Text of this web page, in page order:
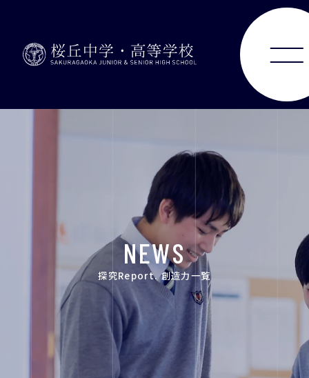
SCHOOL LIFE
ACHIEVEMENTS
FOR EXAMINEES
INFORMATION
NEWS
探究Report. 創造力一覧